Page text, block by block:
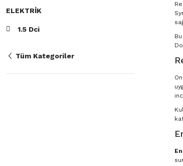
ELEKTRIK
1.5 Dci
Tüm Kategoriler